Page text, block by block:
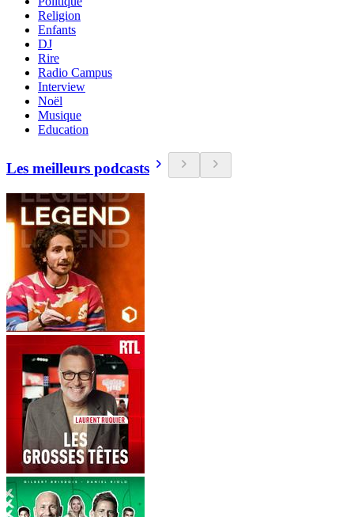
Religion
Enfants
DJ
Rire
Radio Campus
Interview
Noël
Musique
Education
Les meilleurs podcasts